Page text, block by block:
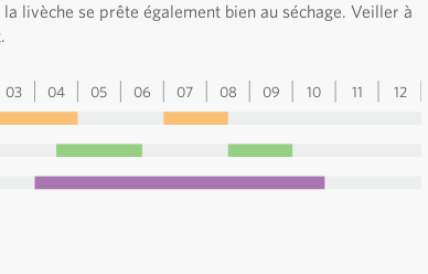
livèche se prête également bien au séchage. Veiller à
03 04 05 06 07 08 09 10 11 12